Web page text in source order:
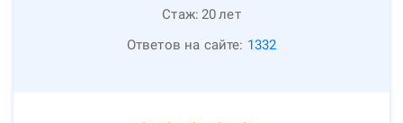
Стаж: 20лет
Ответов на сайте: 1332